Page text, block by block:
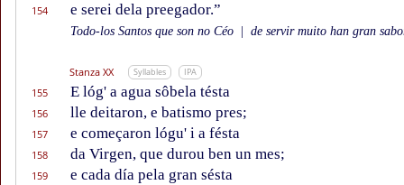
154 e serei dela preegador.”
Todo-los Santos que son no Céo de servir muito han gran
Stanza XX Syllables IPA
155 E lóg' a agua sôbela tésta
156 lle deitaron, e batismo pres;
157 e começaron lógu' i a fésta
158 da Virgen, que durou ben un mes;
159 e cada día pela gran sésta